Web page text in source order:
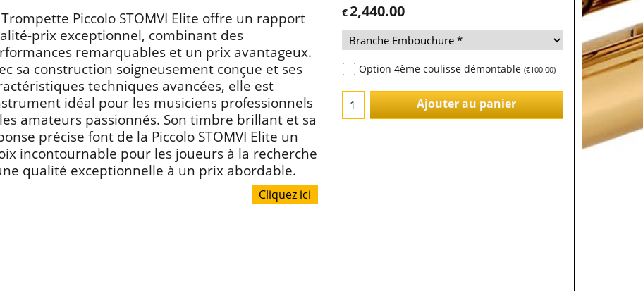
€2,440.00
Option 4ème coulisse démontable (€100.00)
Ajouter au panier
Piccolo STOMVI Elite offre un rapport
prix exceptionnel, combinant des
remarquables et un prix avantageux.
sa construction soigneusement conçue et ses
techniques avancées, elle est
idéal pour les musiciens professionnels
amateurs passionnés. Son timbre brillant et sa
précise font de la Piccolo STOMVI Elite un
incontournable pour les joueurs à la recherche
qualité exceptionnelle à un prix abordable.
Cliquez ici